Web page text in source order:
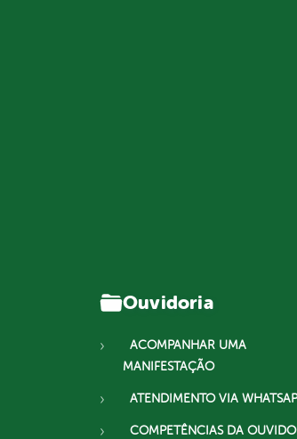
Ouvidoria
ACOMPANHAR UMA
MANIFESTAÇÃO
ATENDIMENTO VIA
COMPETÊNCIAS DA